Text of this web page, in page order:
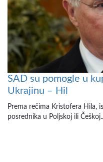
SAD su pomogle u
Ukrajinu – Hil
Prema rečima Kristofera Hila,
posrednika u Poljskoj ili